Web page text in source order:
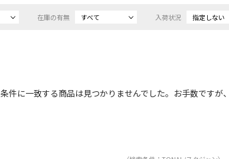
在庫の有無 すべて 入荷状況 指定しない
条件に一致する商品は見つかりませんでした。お手数ですが